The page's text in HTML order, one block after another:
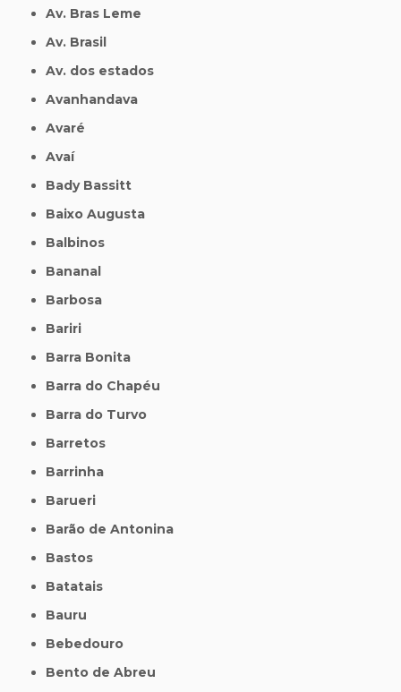
Av. Bras Leme
Av. Brasil
Av. dos estados
Avanhandava
Avaré
Avaí
Bady Bassitt
Baixo Augusta
Balbinos
Bananal
Barbosa
Bariri
Barra Bonita
Barra do Chapéu
Barra do Turvo
Barretos
Barrinha
Barueri
Barão de Antonina
Bastos
Batatais
Bauru
Bebedouro
Bento de Abreu